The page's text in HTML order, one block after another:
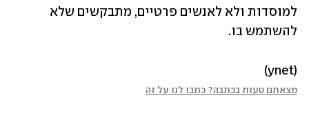
להשתמש בו.
(ynet)
מצאתם טעות בכתבה? כתבו לנו על זה